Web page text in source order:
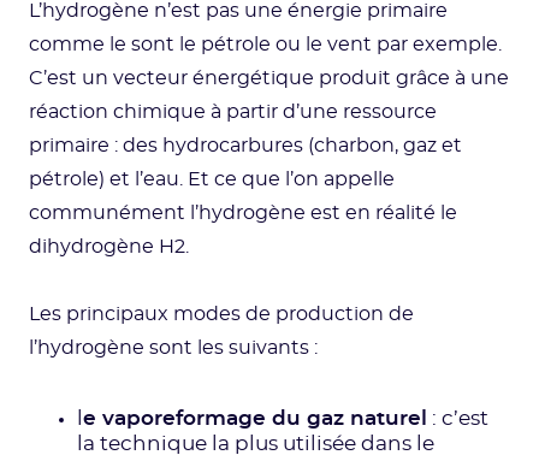
L’hydrogène n’est pas une énergie primaire
comme le sont le pétrole ou le vent par exemple.
C’est un vecteur énergétique produit grâce à une
réaction chimique à partir d’une ressource
primaire : des hydrocarbures (charbon, gaz et
pétrole) et l’eau. Et ce que l’on appelle
communément l’hydrogène est en réalité le
dihydrogène H2.
Les principaux modes de production de
l’hydrogène sont les suivants :
e vaporeformage du gaz naturel
: c’est
la technique la plus utilisée dans le